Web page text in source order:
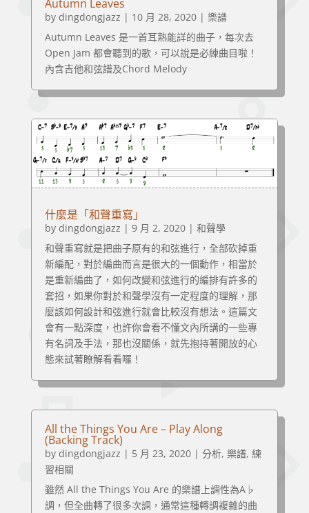
Autumn Leaves
by dingdongjazz | 10 月 28, 2020| 樂譜
Autumn Leaves 是一首耳熟能詳的曲子，每次去
Open Jam 都會聽到的歌，可以說是必練曲目啦！
內含吉他和弦譜及Chord Melody
什麼是「和聲重寫」
by dingdongjazz | 9 月 2, 2020| 和聲學
和聲重寫就是把曲子原有的和弦進行，全部砍掉重
新編配，對於編曲而言是很大的一個動作，相當於
是重新編曲了，如何改變和弦進行的編排有許多的
套招，如果你對於和聲學沒有一定程度的理解，那
麼該如何設計和弦進行就會比較沒有想法。這篇文
會有一點深度，也許你會看不懂文內所講的一些專
有名詞及手法，那也沒關係，就先抱持著開放的心
態來試著瞭解看看囉！
All the Things You Are – Play Along
(Backing Track)
by dingdongjazz | 5 月 23, 2020| 分析, 樂譜, 練
習相關
雖然 All the Things You Are 的樂譜上調性為A♭
調，但全曲轉了很多次調，通常這種轉調複雜的曲